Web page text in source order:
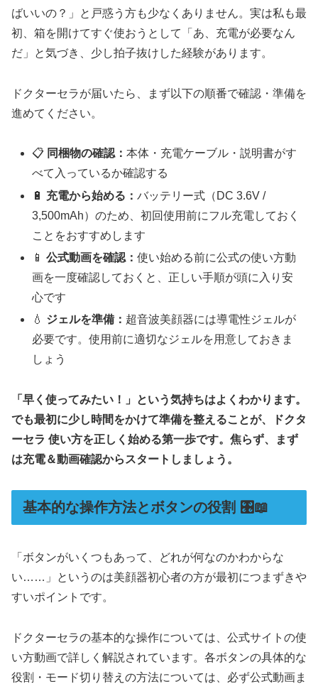
ばいいの？」と戸惑う方も少なくありません。実は私も最
初、箱を開けてすぐ使おうとして「あ、充電が必要なん
だ」と気づき、少し拍子抜けした経験があります。
ドクターセラが届いたら、まず以下の順番で確認・準備を
進めてください。
📋 同梱物の確認：本体・充電ケーブル・説明書がす
べて入っているか確認する
🔋 充電から始める：バッテリー式（DC 3.6V /
3,500mAh）のため、初回使用前にフル充電しておく
ことをおすすめします
📱公式動画を確認：使い始める前に公式の使い方動
画を一度確認しておくと、正しい手順が頭に入り安
心です
💧 ジェルを準備： 超音波美顔器には導電性ジェルが
必要です。使用前に適切なジェルを用意しておきま
しょう
「早く使ってみたい！」という気持ちはよくわかります。
でも最初に少し時間をかけて準備を整えることが、ドクタ
ーセラ 使い方を正しく始める第一歩です。焦らず、まず
は充電＆動画確認からスタートしましょう。
基本的な操作方法とボタンの役割 🎛️📖
「ボタンがいくつもあって、どれが何なのかわからな
い……」というのは美顔器初心者の方が最初につまずきや
すいポイントです。
ドクターセラの基本的な操作については、公式サイトの使
い方動画で詳しく解説されています。各ボタンの具体的な
役割・モード切り替えの方法については、必ず公式動画ま